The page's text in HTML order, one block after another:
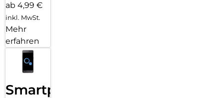
ab 4,99 €
inkl. MwSt.
Mehr
erfahren
Smartphone